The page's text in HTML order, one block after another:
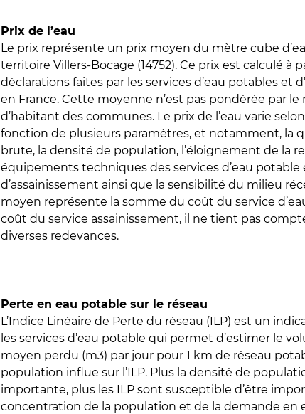
Prix de l’eau
Le prix représente un prix moyen du mètre cube
territoire Villers-Bocage (14752). Ce prix est calculé à
déclarations faites par les services d’eau potables et
en France. Cette moyenne n’est pas pondérée par le
d’habitant des communes. Le prix de l’eau varie
fonction de plusieurs paramètres, et notamment, la
brute, la densité de population, l’éloignement de la
équipements techniques des services d’eau potable
d’assainissement ainsi que la sensibilité du milieu
moyen représente la somme du coût du service
coût du service assainissement, il ne tient pas
diverses redevances.
Perte en eau potable sur le réseau
L’Indice Linéaire de Perte du réseau (ILP) est un
les services d’eau potable qui permet d’estimer le
moyen perdu (m3) par jour pour 1 km de réseau
population influe sur l’ILP. Plus la densité de
importante, plus les ILP sont susceptible d’être
concentration de la population et de la demande en